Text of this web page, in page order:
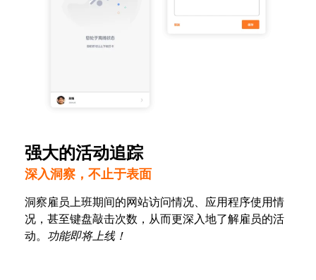
强大的活动追踪
深入洞察，不止于表面
洞察雇员上班期间的网站访问情况、应用程序使用情
况，甚至键盘敲击次数，从而更深入地了解雇员的活
动。 功能即将上线！